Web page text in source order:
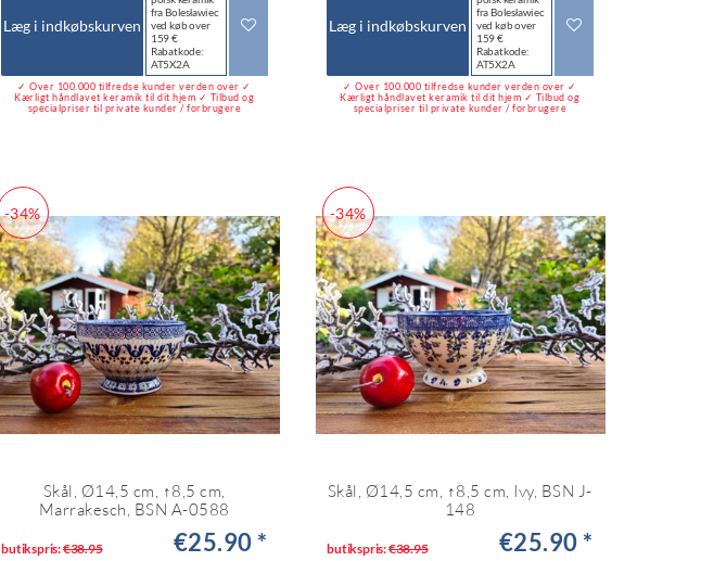
Læg i indkøbskurven
fra Bolesławiec
ved køb over
159 €
Rabatkode:
AT5X2A
✓ Over 100.000 tilfredse kunder verden over ✓
Kærligt håndlavet keramik til dit hjem ✓ Tilbud og
specialpriser til private kunder / forbrugere
Læg i indkøbskurven
fra Bolesławiec
ved køb over
159 €
Rabatkode:
AT5X2A
✓ Over 100.000 tilfredse kunder verden over ✓
Kærligt håndlavet keramik til dit hjem ✓ Tilbud og
specialpriser til private kunder / forbrugere
-34%
Skål, Ø14,5 cm, ↑8,5 cm,
Marrakesch, BSN A-0588
butikspris:€38.95 €25.90 *
-34%
Skål, Ø14,5 cm, ↑8,5 cm, Ivy, BSN J-
148
butikspris:€38.95 €25.90 *